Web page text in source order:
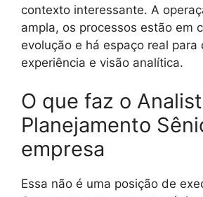
contexto interessante. A
ampla, os processos estão em
evolução e há espaço real para
experiência e visão analítica.
O que faz o
Planejamento
empresa
Essa não é uma posição de